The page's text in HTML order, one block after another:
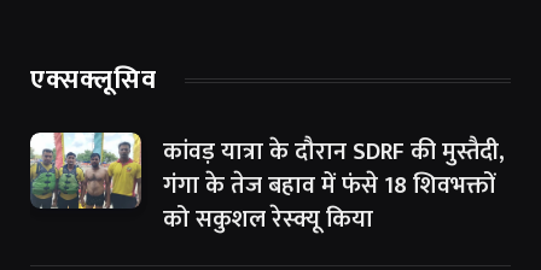
एक्सक्लूसिव
कांवड़ यात्रा के दौरान SDRF की मुस्तैदी,
गंगा के तेज बहाव में फंसे 18 शिवभक्तों
को सकुशल रेस्क्यू किया